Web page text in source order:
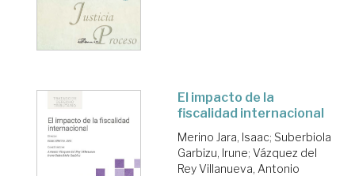
El impacto de la
fiscalidad internacional
Merino Jara, Isaac; Suberbiola
Garbizu, Irune; Vázquez del
Rey Villanueva, Antonio